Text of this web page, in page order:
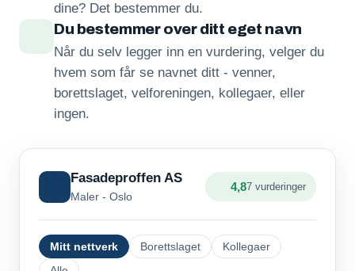
dine? Det bestemmer du.
Du bestemmer over ditt eget navn
Når du selv legger inn en vurdering, velger du
hvem som får se navnet ditt - venner,
borettslaget, velforeningen, kollegaer, eller
ingen.
Fasadeproffen AS
Maler - Oslo
4,87 vurderinger
Mitt nettverk Borettslaget
Kollegaer